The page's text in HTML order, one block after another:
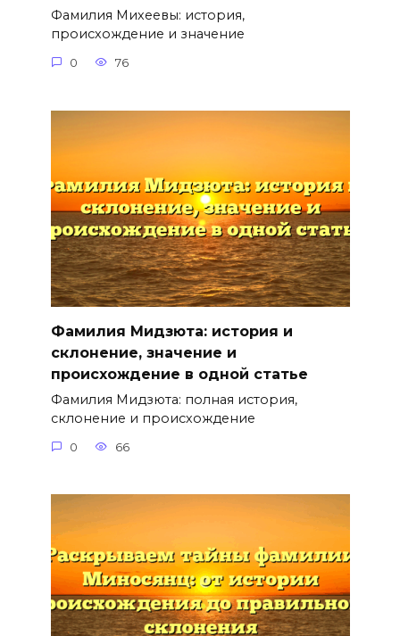
Фамилия Михеевы: история,
происхождение и значение
0 76
Фамилия Мидзюта: история и
склонение, значение и
происхождение в одной статье
Фамилия Мидзюта: полная история,
склонение и происхождение
0 66